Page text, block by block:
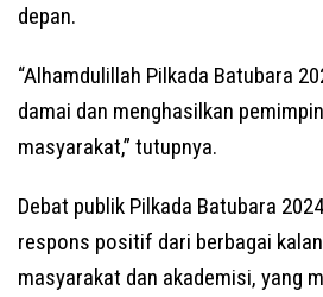
depan.
“Alhamdulillah Pilkada Batubara
damai dan menghasilkan
masyarakat,” tutupnya.
Debat publik Pilkada Batubara
respons positif dari berbagai
masyarakat dan akademisi, yang